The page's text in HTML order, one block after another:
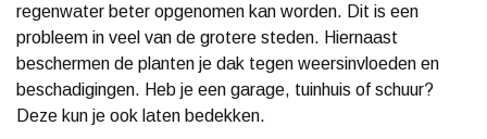
regenwater beter opgenomen kan worden. Dit is een
probleem in veel van de grotere steden. Hiernaast
beschermen de planten je dak tegen weersinvloeden en
beschadigingen. Heb je een garage, tuinhuis of schuur?
Deze kun je ook laten bedekken.